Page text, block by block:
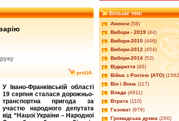
proUA
У Івано-Франківській області
19 серпня сталася дорожньо-
транспортна пригода за
участю народного депутата
від “Нашої України – Народної
Більше тем:
Анонси (58)
Вибори - 2019(44)
Вибори-2010 (446)
Вибори-2012(454)
Вибори-2014(52)
Відкриття (40)
Війна з Росією (АТО)
Він і Вона (117)
Влада (4911)
Втрата (110)
Газоват (979)
Громадська думка (260)